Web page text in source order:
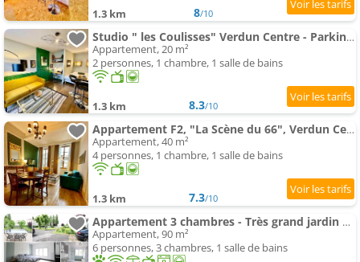
1.3 km 8/10
Studio " les Coulisses" Verdun Centre - Parking Moto et Vélo - Wifi - Couchage 1 Grand Lit - Géré Pa
Appartement, 20 m²
2 personnes, 1 chambre, 1 salle de bains
1.3 km 8.3/10
Appartement F2, "La Scène du 66", Verdun Centre, Garage Motos et Vélo, Wifi, Géré Par Prestazen'Ser
Appartement, 40 m²
4 personnes, 1 chambre, 1 salle de bains
1.3 km 7.3/10
Appartement 3 chambres - Très grand jardin privée - Terrasse Privée - Garage vélo et moto - Parking voiture priv
Appartement, 90 m²
6 personnes, 3 chambres, 1 salle de bains